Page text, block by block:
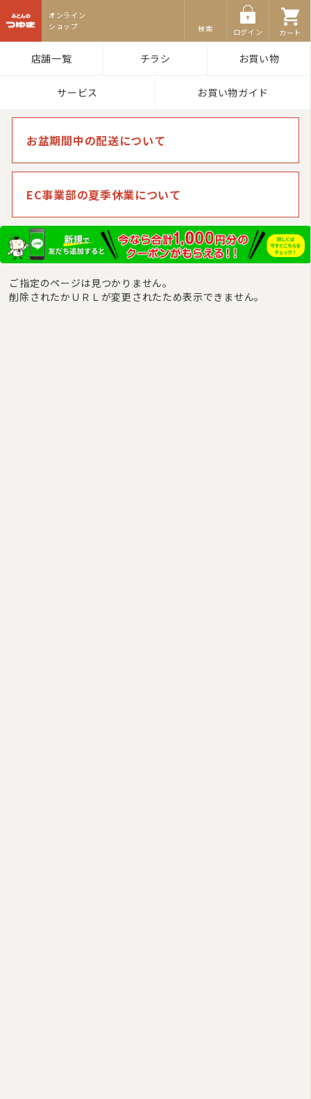
検索 ログイン カート
店舗一覧 チラシ お買い物
サービス お買い物ガイド
お盆期間中の配送について
EC事業部の夏季休業について
ご指定のページは見つかりません。
削除されたかＵＲＬが変更されたため表示できません。